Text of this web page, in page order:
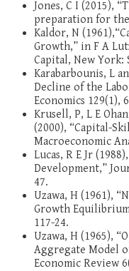
Jones, C I (2015),
preparation for
Kaldor, N
Growth,” in F A
Capital, New York:
Karabarbounis, L
Decline of the
Economics 129(1),
Krusell, P, L E
(2000), “Capital-
Macroeconomic
Lucas, R E Jr
Development,”
47.
Uzawa, H (1961),
Growth
117-24.
Uzawa, H (1965),
Aggregate Model
Economic Review